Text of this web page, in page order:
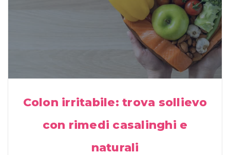
Colon irritabile: trova sollievo
con rimedi casalinghi e
naturali